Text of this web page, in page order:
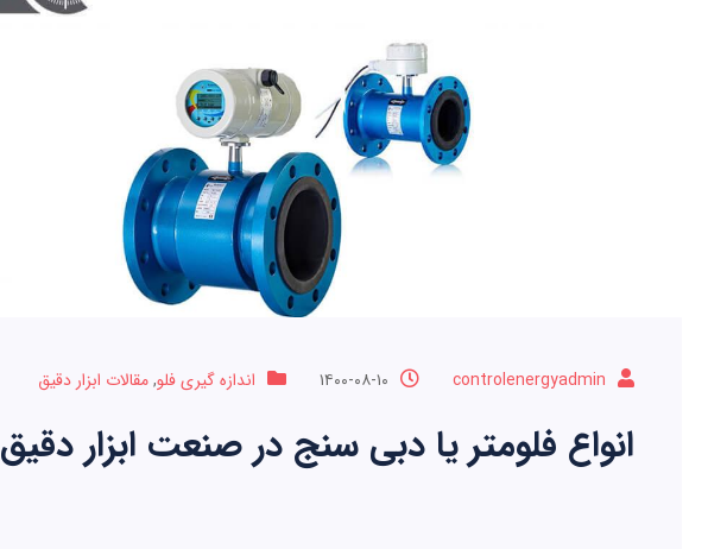
controlenergyadmin اندازه گیری فلو,مقالات ابزار دقیق
انواع فلومتر یا دبی سنج در صنعت ابزار دقیق